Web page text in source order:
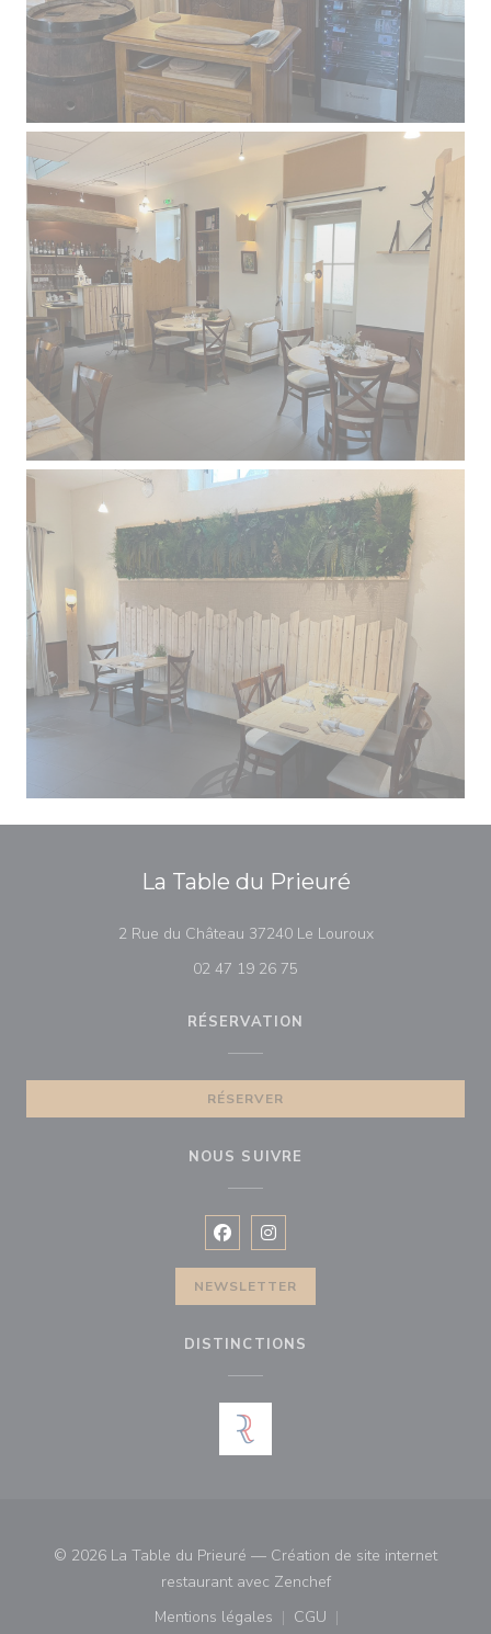
La Table du Prieuré
2 Rue du Château 37240 Le Louroux((ouvre une
02 47 19 26 75
RÉSERVATION
RÉSERVER
NOUS SUIVRE
Facebook ((ouvre une nouvelle
Instagram ((ouvre une
NEWSLETTER
DISTINCTIONS
© 2026 La Table du Prieuré — Création de site internet
restaurant avec Zenchef((ouvre une nouvelle
Mentions légales
((ouvre une nouvelle fenêtre))
CGU
((ouvre une nouvelle